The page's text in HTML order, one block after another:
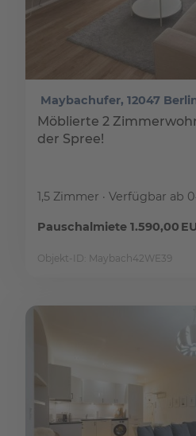
Maybachufer, 12047
Möblierte 2
der Spree!
1,5 Zimmer Verfügbar ab
Pauschalmiete 1.590,00
Objekt-ID: Maybach42WE39